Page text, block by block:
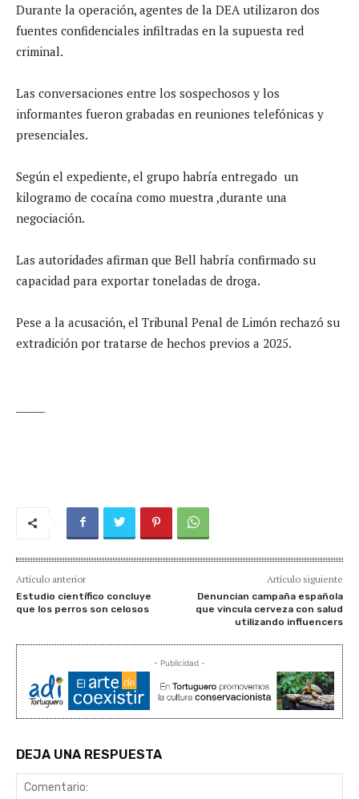
Durante la operación, agentes de la DEA utilizaron dos
fuentes confidenciales infiltradas en la supuesta red
criminal.
Las conversaciones entre los sospechosos y los
informantes fueron grabadas en reuniones telefónicas y
presenciales.
Según el expediente, el grupo habría entregado un
kilogramo de cocaína como muestra ,durante una
negociación.
Las autoridades afirman que Bell habría confirmado su
capacidad para exportar toneladas de droga.
Pese a la acusación, el Tribunal Penal de Limón rechazó su
extradición por tratarse de hechos previos a 2025.
Artículo anterior
Estudio científico concluye
que los perros son celosos
Artículo siguiente
Denuncian campaña española
que vincula cerveza con salud
utilizando influencers
- Publicidad -
DEJA UNA RESPUESTA